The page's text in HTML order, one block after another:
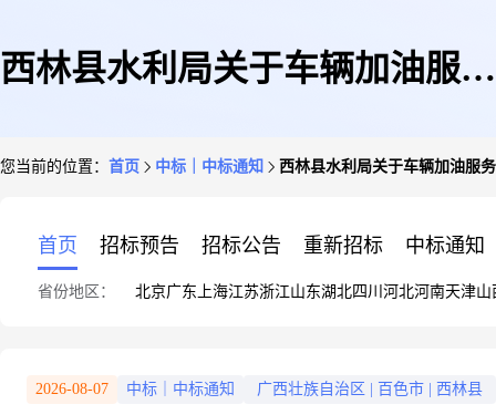
西林县水利局关于车辆加油服务
您当前的位置： 首页 中标｜中标通知 西林县水利局关于车辆加油服
首页 招标预告 招标公告 重新招标 中标通知
省份地区： 北京广东 上海江苏浙江山东湖北四川 河北河南天津山
2026-08-07 中标｜中标通知 广西壮族自治区 百色市 西林县